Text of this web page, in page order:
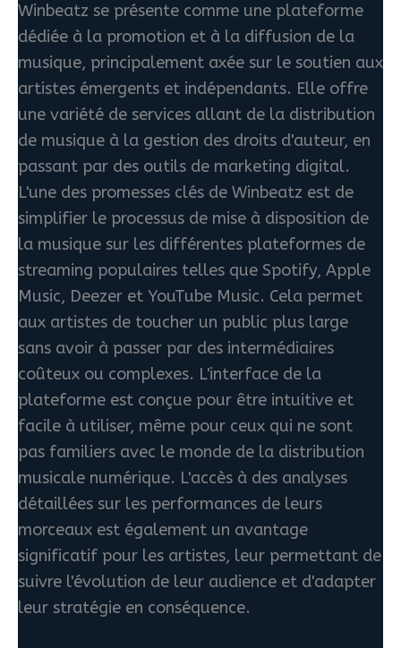
Winbeatz se présente comme une plateforme
dédiée à la promotion et à la diffusion de la
musique, principalement axée sur le soutien aux
artistes émergents et indépendants. Elle offre
une variété de services allant de la distribution
de musique à la gestion des droits d'auteur, en
passant par des outils de marketing digital.
L'une des promesses clés de Winbeatz est de
simplifier le processus de mise à disposition de
la musique sur les différentes plateformes de
streaming populaires telles que Spotify, Apple
Music, Deezer et YouTube Music. Cela permet
aux artistes de toucher un public plus large
sans avoir à passer par des intermédiaires
coûteux ou complexes. L'interface de la
plateforme est conçue pour être intuitive et
facile à utiliser, même pour ceux qui ne sont
pas familiers avec le monde de la distribution
musicale numérique. L'accès à des analyses
détaillées sur les performances de leurs
morceaux est également un avantage
significatif pour les artistes, leur permettant de
suivre l'évolution de leur audience et d'adapter
leur stratégie en conséquence.